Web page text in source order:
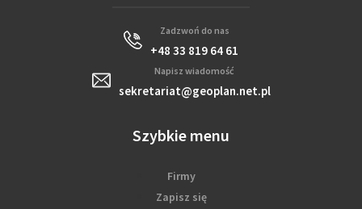
Zadzwoń do nas
+48 33 819 64 61
Napisz wiadomość
sekretariat@geoplan.net.pl
Szybkie menu
Firmy
Zapisz się